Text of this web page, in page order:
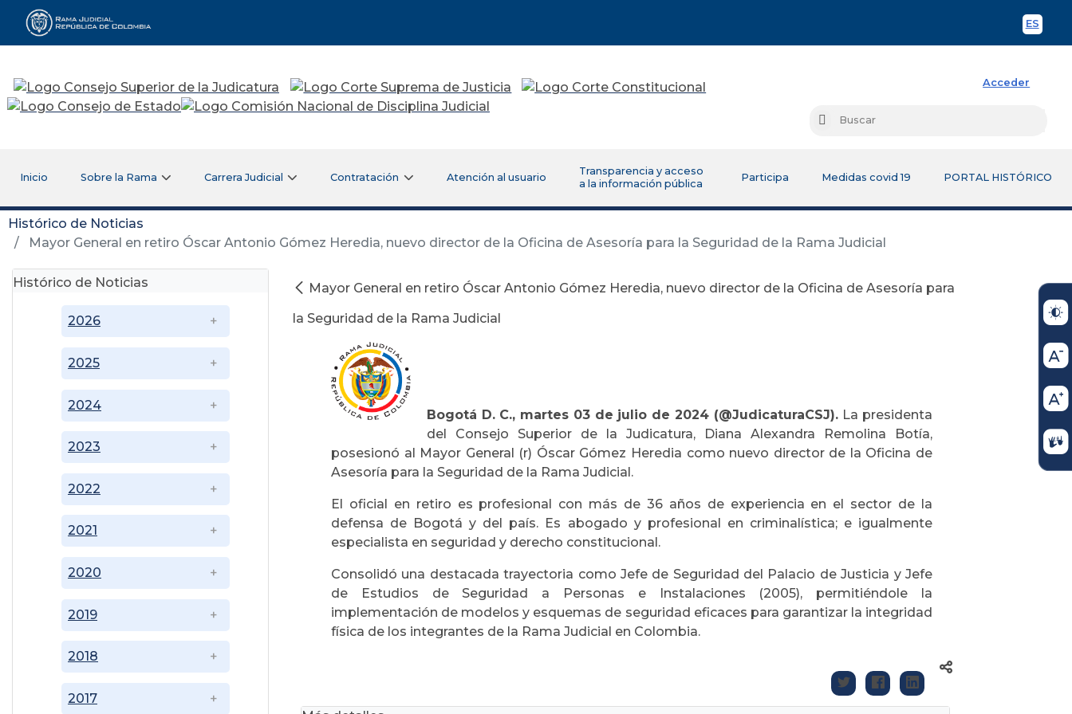
ES
Rama Judicial
Acceder
Buscar
Inicio Sobre la Rama Carrera Judicial Contratación Atención al usuario
Transparencia y acceso
a la información pública
Participa Medidas covid 19 PORTAL HISTÓRICO
Histórico de Noticias
Mayor General en retiro Óscar Antonio Gómez Heredia, nuevo director de la Oficina de Asesoría para la Seguridad de la Rama Judicial
Histórico de Noticias
2017
2018
2019
2020
2021
2022
2023
2024
2025
2026
Mayor General en retiro Óscar Antonio Gómez Heredia, nuevo director de la Oficina de Asesoría para
la Seguridad de la Rama Judicial
Bogotá D. C., martes 03 de julio de 2024 (@JudicaturaCSJ). La presidenta
del Consejo Superior de la Judicatura, Diana Alexandra Remolina Botía,
posesionó al Mayor General (r) Óscar Gómez Heredia como nuevo director de la Oficina de
Asesoría para la Seguridad de la Rama Judicial.
El oficial en retiro es profesional con más de 36 años de experiencia en el sector de la
defensa de Bogotá y del país. Es abogado y profesional en criminalística; e igualmente
especialista en seguridad y derecho constitucional.
Consolidó una destacada trayectoria como Jefe de Seguridad del Palacio de Justicia y Jefe
de Estudios de Seguridad a Personas e Instalaciones (2005), permitiéndole la
implementación de modelos y esquemas de seguridad eficaces para garantizar la integridad
física de los integrantes de la Rama Judicial en Colombia.